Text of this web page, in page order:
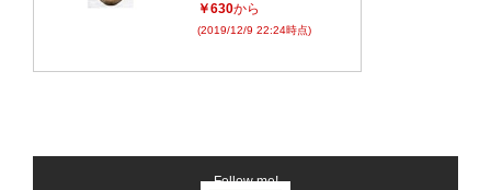
￥630から
(2019/12/9 22:24時点)
Follow me!